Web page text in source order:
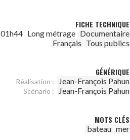
FICHE TECHNIQUE
01h44 Long métrage Documentaire
Français Tous publics
GÉNÉRIQUE
Réalisation : Jean-François Pahun
Scénario : Jean-François Pahun
MOTS CLÉS
bateau mer